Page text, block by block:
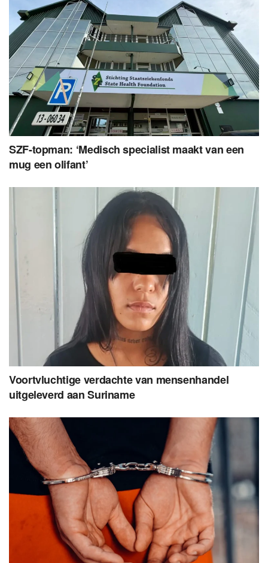
SZF-topman: ‘Medisch specialist maakt van een
mug een olifant’
Voortvluchtige verdachte van mensenhandel
uitgeleverd aan Suriname